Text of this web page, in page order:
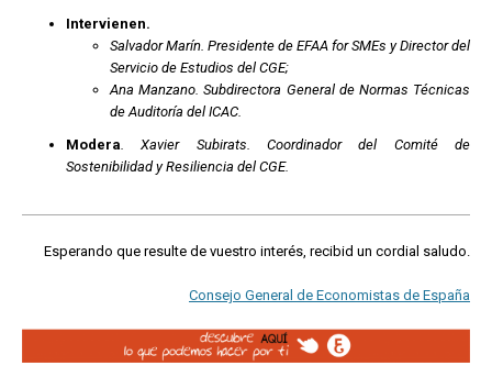
Intervienen.
Salvador Marín. Presidente de EFAA for SMEs y Director del
Servicio de Estudios del CGE;
Ana Manzano. Subdirectora General de Normas Técnicas
de Auditoría del ICAC.
Modera. Xavier Subirats. Coordinador del Comité de
Sostenibilidad y Resiliencia del CGE.
Esperando que resulte de vuestro interés, recibid un cordial saludo.
Consejo General de Economistas de España